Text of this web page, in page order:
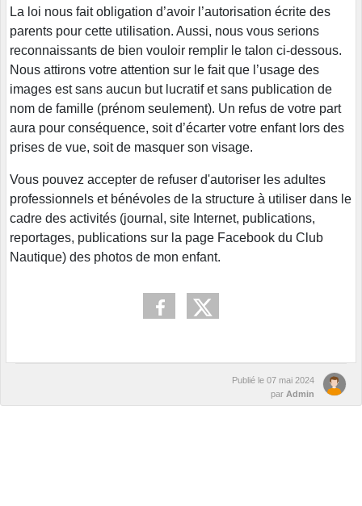
La loi nous fait obligation d’avoir l’autorisation écrite des
parents pour cette utilisation. Aussi, nous vous serions
reconnaissants de bien vouloir remplir le talon ci-dessous.
Nous attirons votre attention sur le fait que l’usage des
images est sans aucun but lucratif et sans publication de
nom de famille (prénom seulement). Un refus de votre part
aura pour conséquence, soit d’écarter votre enfant lors des
prises de vue, soit de masquer son visage.
Vous pouvez accepter de refuser d'autoriser les adultes
professionnels et bénévoles de la structure à utiliser dans le
cadre des activités (journal, site Internet, publications,
reportages, publications sur la page Facebook du Club
Nautique) des photos de mon enfant.
Publié le 07 mai 2024
par Admin